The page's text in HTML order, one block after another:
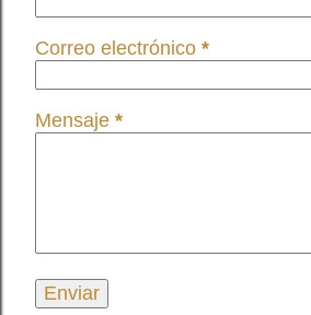
Correo electrónico *
Mensaje *